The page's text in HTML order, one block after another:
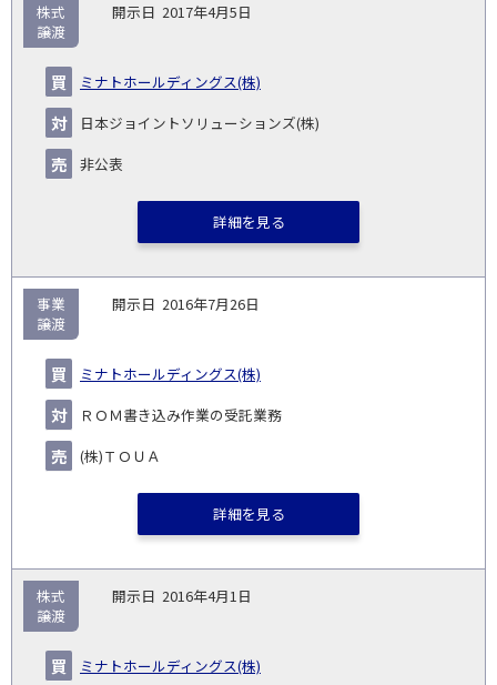
示
い
企
業・
事業
り
種
▽
2017年4月5日
ミナトホールディングス(株)
日本ジョイントソリューションズ(株)
非公表
株式
譲渡
詳細を見る
2016年7月26日
ミナトホールディングス(株)
ＲＯＭ書き込み作業の受託業務
(株)ＴＯＵＡ
事業
譲渡
詳細を見る
2016年4月1日
ミナトホールディングス(株)
株式
譲渡